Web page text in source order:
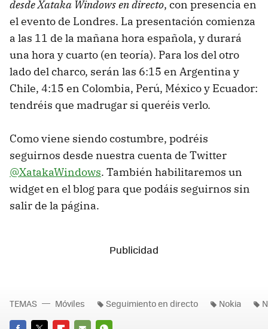
desde Xataka Windows en directo, con presencia en
el evento de Londres. La presentación comienza
a las 11 de la mañana hora española, y durará
una hora y cuarto (en teoría). Para los del otro
lado del charco, serán las 6:15 en Argentina y
Chile, 4:15 en Colombia, Perú, México y Ecuador:
tendréis que madrugar si queréis verlo.
Como viene siendo costumbre, podréis
seguirnos desde nuestra cuenta de Twitter
@XatakaWindows. También habilitaremos un
widget en el blog para que podáis seguirnos sin
salir de la página.
TEMAS Móviles Seguimiento en directo Nokia